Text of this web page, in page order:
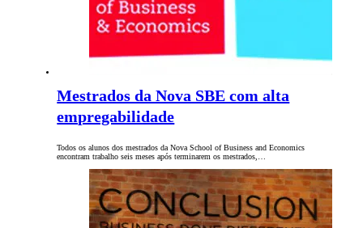
Mestrados da Nova SBE com alta
empregabilidade
Todos os alunos dos mestrados da Nova School of Business and Economics
encontram trabalho seis meses após terminarem os mestrados,…